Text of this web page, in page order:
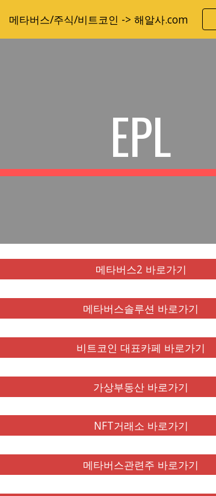
Skip to main content
메타버스/주식/비트코인 -> 해알사.com
EPL
메타버스2 바로가기
메타버스솔루션 바로가기
비트코인 대표카페 바로가기
가상부동산 바로가기
NFT거래소 바로가기
메타버스관련주 바로가기